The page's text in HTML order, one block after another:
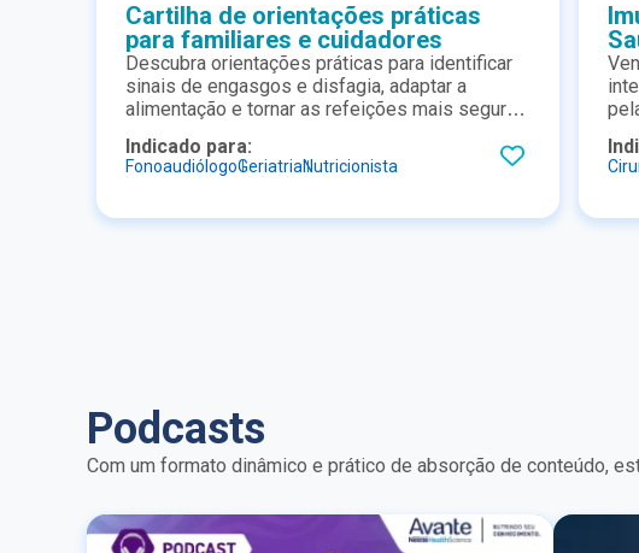
Cartilha de orientações práticas
para familiares e cuidadores
Descubra orientações práticas para identificar
sinais de engasgos e disfagia, adaptar a
alimentação e tornar as refeições mais seguras
completa e saiba como promover mais saúde,
autonomia e qualidade de vida no dia a dia
Indicado para:
FonoaudiólogoGeriatriaNutricionista
Podcasts
Com um formato dinâmico e prático de absorção de conteúdo,